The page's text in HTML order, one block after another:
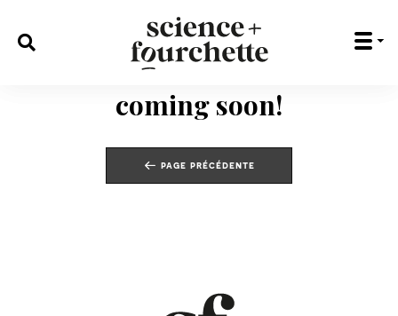
rechercher :
coming soon!
page précédente